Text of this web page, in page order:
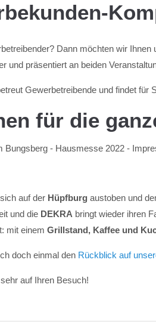
Dann möchten wir
und präsentiert an beiden
Gewerbetreibende und findet für
für die
auf der Hüpfburg austoben und
und die DEKRA bringt wieder ihren
mit einem Grillstand, Kaffee und
doch einmal den Rückblick auf
auf Ihren Besuch!